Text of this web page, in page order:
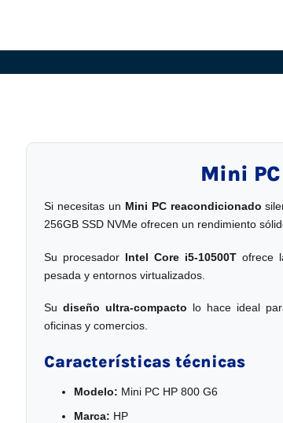
Mini
Si necesitas un Mini PC reacondicionado
256GB SSD NVMe ofrecen un rendimiento
Su procesador Intel Core i5-10500T ofrece
pesada y entornos virtualizados.
Su diseño ultra-compacto lo hace ideal
oficinas y comercios.
Características técnicas
Modelo: Mini PC HP 800 G6
Marca: HP